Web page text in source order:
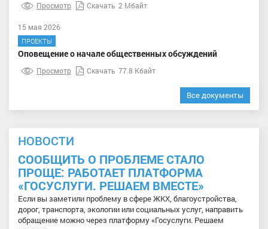
Просмотр Скачать 2 Мбайт
15 мая 2026
ПРОЕКТЫ
Оповещение о начале общественных обсуждений
Просмотр Скачать 77.8 Кбайт
Все документы
НОВОСТИ
СООБЩИТЬ О ПРОБЛЕМЕ СТАЛО
ПРОЩЕ: РАБОТАЕТ ПЛАТФОРМА
«ГОСУСЛУГИ. РЕШАЕМ ВМЕСТЕ»
Если вы заметили проблему в сфере ЖКХ, благоустройства,
дорог, транспорта, экологии или социальных услуг, направить
обращение можно через платформу «Госуслуги. Решаем